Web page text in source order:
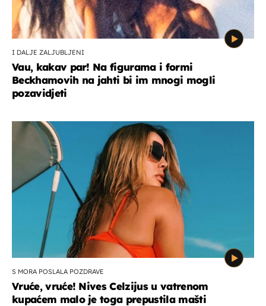
I DALJE ZALJUBLJENI
Vau, kakav par! Na figurama i formi
Beckhamovih na jahti bi im mnogi mogli
pozavidjeti
S MORA POSLALA POZDRAVE
Vruće, vruće! Nives Celzijus u vatrenom
kupaćem malo je toga prepustila mašti